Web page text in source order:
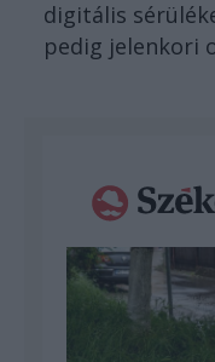
digitális
pedig jelenkori